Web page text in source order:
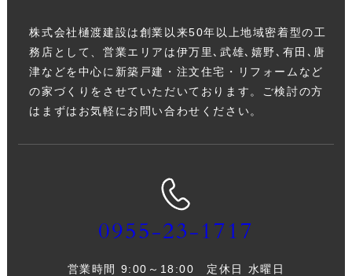
株式会社樋渡建設は創業以来50年以上地域密着型の工
務店として、営業エリアは伊万里､武雄､嬉野､有田､唐
津などを中心に新築戸建・注文住宅・リフォームなど
の家づくりをさせていただいております。ご検討の方
はまずはお気軽にお問い合わせください。
0955-23-1717
営業時間 9:00～18:00 定休日 水曜日